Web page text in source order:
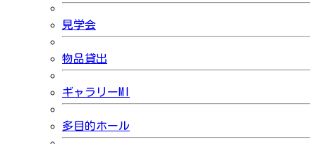
見学会
物品貸出
ギャラリーMI
多目的ホール